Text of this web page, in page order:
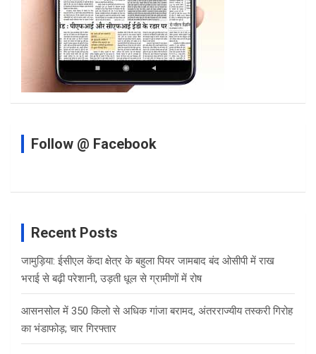
Follow @ Facebook
Recent Posts
जामुड़िया: ईसीएल केंदा क्षेत्र के बहुला पियर जामबाद बंद ओसीपी में राख
भराई से बढ़ी परेशानी, उड़ती धूल से ग्रामीणों में रोष
आसनसोल में 350 किलो से अधिक गांजा बरामद, अंतरराज्यीय तस्करी गिरोह
का भंडाफोड़; चार गिरफ्तार